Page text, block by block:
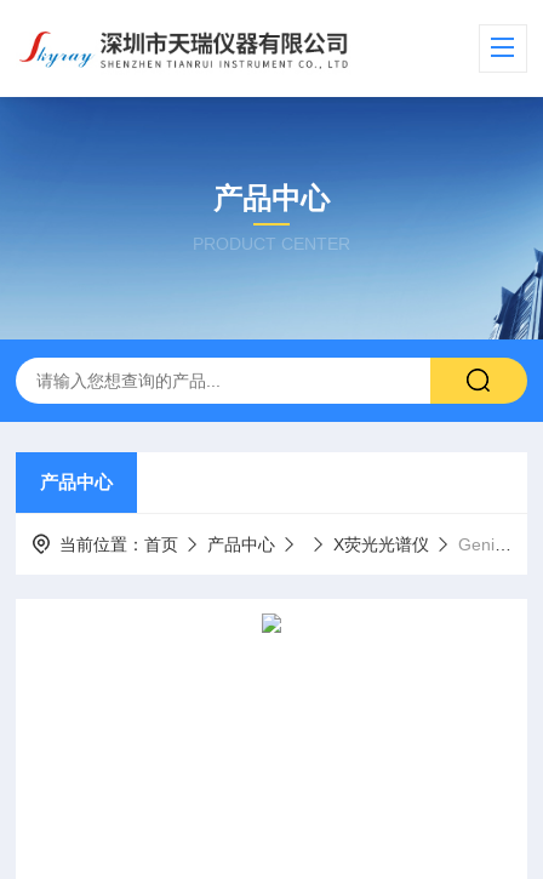
产品中心
PRODUCT CENTER
产品中心
当前位置：首页 产品中心 X荧光光谱仪 Genius5000手持式金属光谱分析仪Genius5000